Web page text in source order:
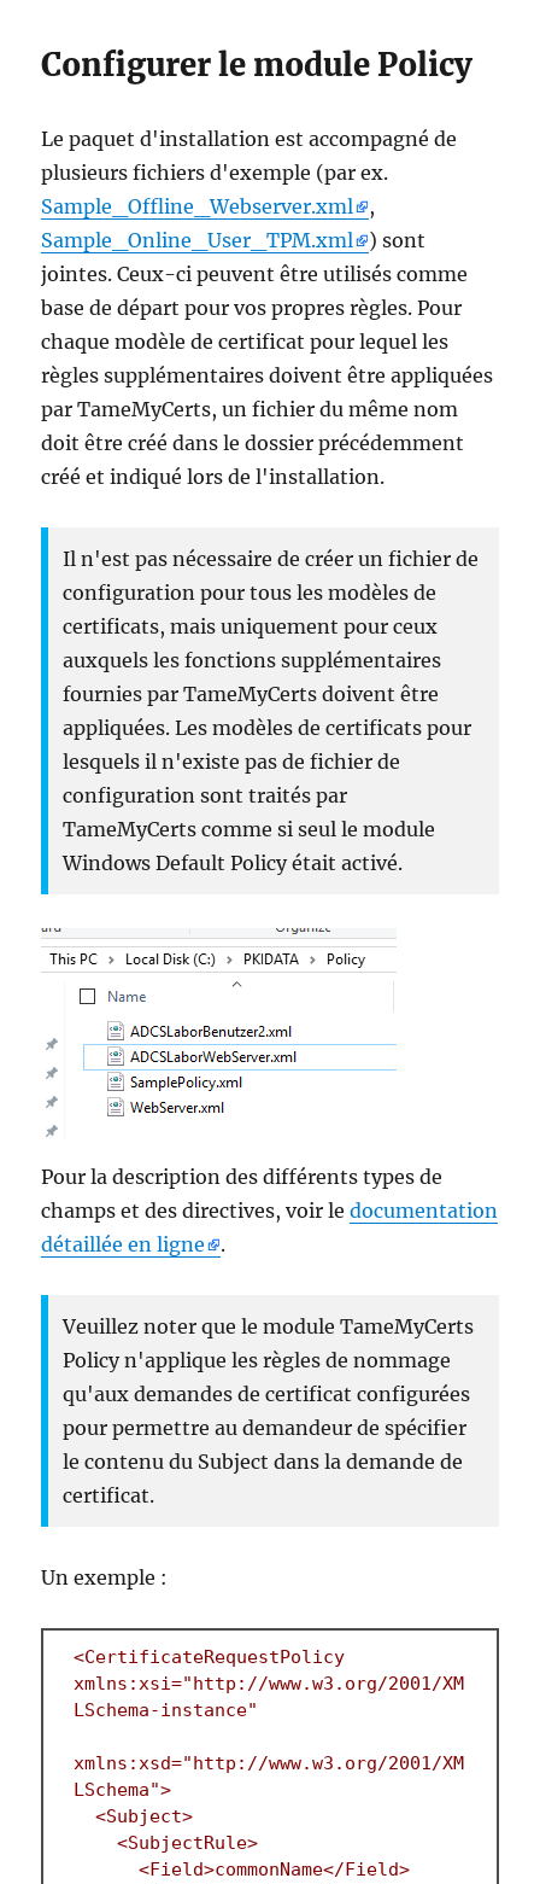
Configurer le module Policy
Le paquet d'installation est accompagné de
plusieurs fichiers d'exemple (par ex.
Sample_Offline_Webserver.xml
,
Sample_Online_User_TPM.xml
) sont
jointes. Ceux-ci peuvent être utilisés comme
base de départ pour vos propres règles. Pour
chaque modèle de certificat pour lequel les
règles supplémentaires doivent être appliquées
par TameMyCerts, un fichier du même nom
doit être créé dans le dossier précédemment
créé et indiqué lors de l'installation.
Il n'est pas nécessaire de créer un fichier de
configuration pour tous les modèles de
certificats, mais uniquement pour ceux
auxquels les fonctions supplémentaires
fournies par TameMyCerts doivent être
appliquées. Les modèles de certificats pour
lesquels il n'existe pas de fichier de
configuration sont traités par
TameMyCerts comme si seul le module
Windows Default Policy était activé.
Pour la description des différents types de
champs et des directives, voir ledocumentation
détaillée en ligne
.
Veuillez noter que le module TameMyCerts
Policy n'applique les règles de nommage
qu'aux demandes de certificat configurées
pour permettre au demandeur de spécifier
le contenu du Subject dans la demande de
certificat.
Un exemple :
<CertificateRequestPolicy
xmlns:xsi="http://www.w3.org/2001/XM
LSchema-instance"
xmlns:xsd="http://www.w3.org/2001/XM
LSchema">
  <Subject>
    <SubjectRule>
      <Field>commonName</Field>